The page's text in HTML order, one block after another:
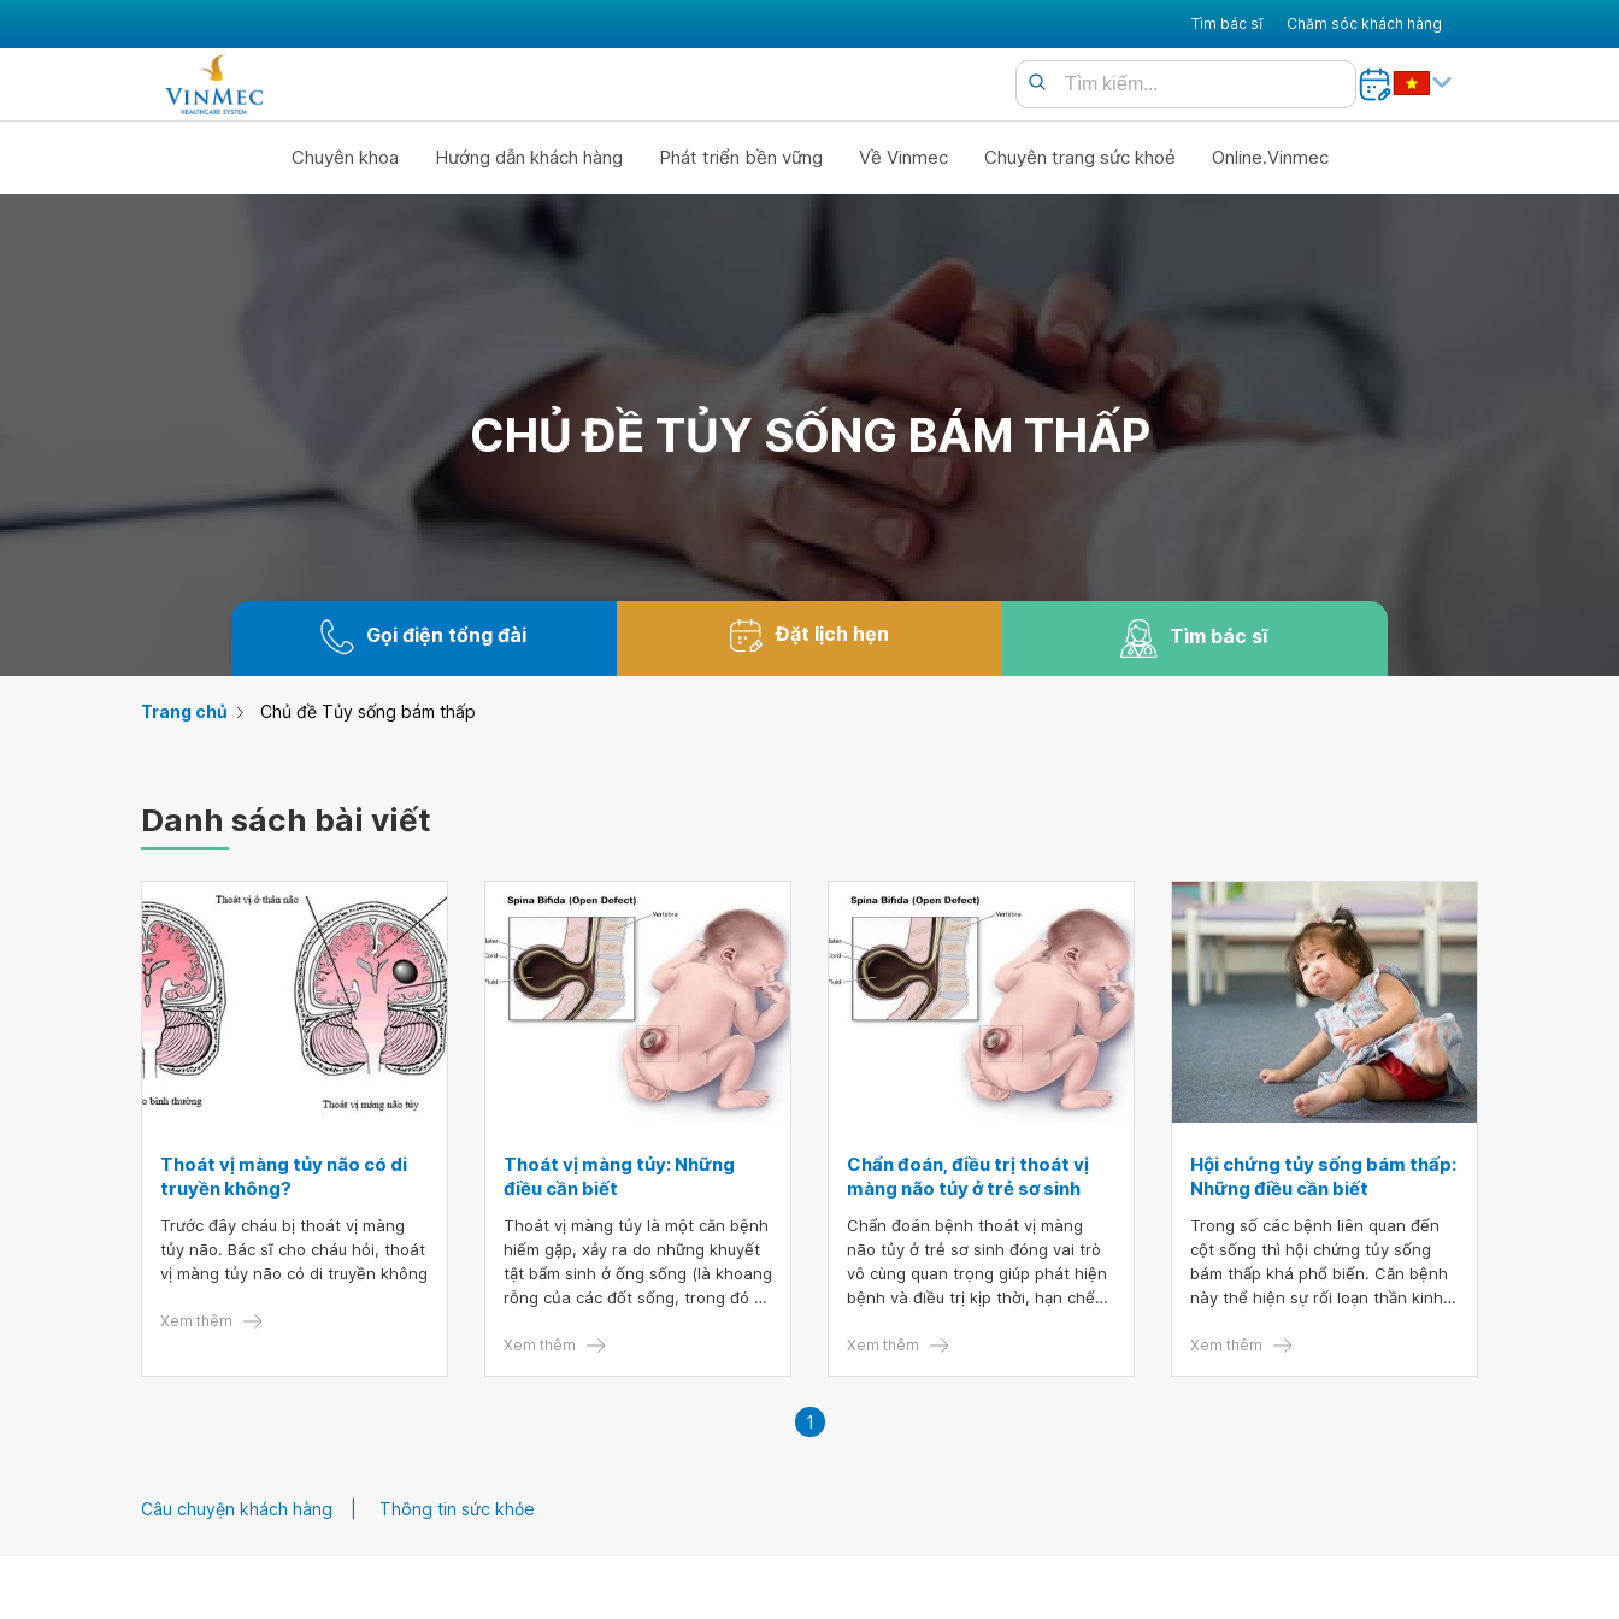
Tìm bác sĩ Chăm sóc khách hàng
Chuyên khoa Hướng dẫn khách hàng Phát triển bền vững Về Vinmec Chuyên trang sức khoẻ Online.Vinmec
CHỦ ĐỀ TỦY SỐNG BÁM THẤP
Gọi điện tổng đài Đặt lịch hẹn Tìm bác sĩ
Trang chủ Chủ đề Tủy sống bám thấp
Danh sách bài viết
Thoát vị màng tủy não có di
truyền không?
Trước đây cháu bị thoát vị màng
tủy não. Bác sĩ cho cháu hỏi, thoát
vị màng tủy não có di truyền không
Xem thêm
Thoát vị màng tủy: Những
điều cần biết
Thoát vị màng tủy là một căn bệnh
hiếm gặp, xảy ra do những khuyết
tật bẩm sinh ở ống sống (là khoang
rỗng của các đốt sống, trong đó có
của trẻ. Thoát vị màng não tủy là
Xem thêm
Chẩn đoán, điều trị thoát vị
màng não tủy ở trẻ sơ sinh
Chẩn đoán bệnh thoát vị màng
não tủy ở trẻ sơ sinh đóng vai trò
vô cùng quan trọng giúp phát hiện
bệnh và điều trị kịp thời, hạn chế
gây ra ở trẻ.
Xem thêm
Hội chứng tủy sống bám thấp:
Những điều cần biết
Trong số các bệnh liên quan đến
cột sống thì hội chứng tủy sống
bám thấp khá phổ biến. Căn bệnh
này thể hiện sự rối loạn thần kinh
da xung quanh, hạn chế sự chuyển
Xem thêm
1
Câu chuyện khách hàng Thông tin sức khỏe